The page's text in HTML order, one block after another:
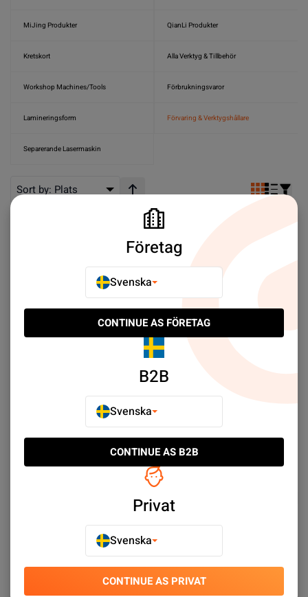
MiJing Produkter QianLi Produkter
Kretskort Alla Verktyg & Tillbehör
Workshop Machines/Tools Förbrukningsvaror
Lamineringsform Förvaring & Verktygshållare
Separerande Lasermaskin
Sort by: Plats Stigande ordning
Upptäck Förvaring & Verktygshållare - Verktyg till
svårslagna priser. ✓ Stort sortiment ✓ Snabba leveranser
✓ Enkel kundtjänst
Företag
Svenska
CONTINUE AS FÖRETAG
B2B
Svenska
CONTINUE AS B2B
Privat
Svenska
CONTINUE AS PRIVAT